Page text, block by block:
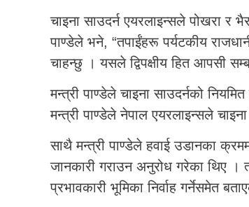
चाइना साउदर्न एयरलाइन्सले पोखरा र
पाण्डेले भने, “तपाईंहरू पर्यटकीय
चाहन्छु । यसले द्विपक्षीय हित आपसी
मन्त्री पाण्डेले चाइना साउदर्नको
मन्त्री पाण्डेले नेपाल एयरलाइन्सले
साथै मन्त्री पाण्डेले हवाई उडानका
जानकारी गराउन अनुरोध गरेका थिए ।
प्रभावकारी भूमिका निर्वाह गर्नेसमेत